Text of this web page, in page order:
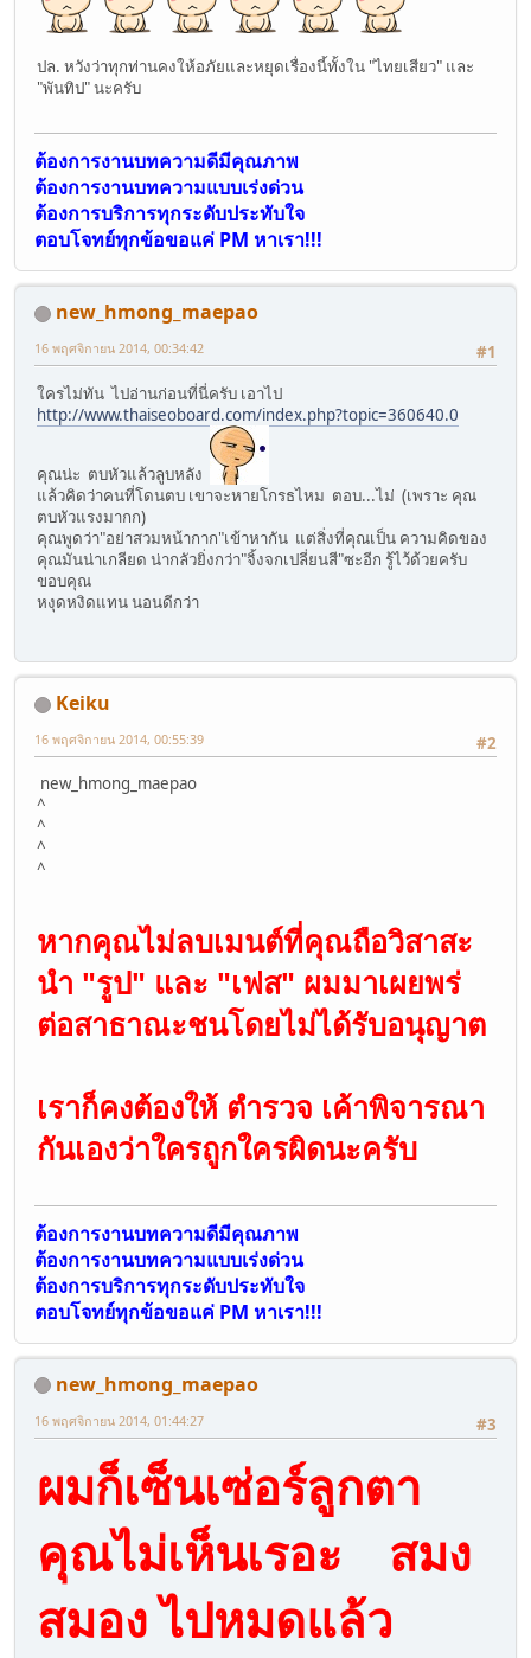
ปล. หวังว่าทุกท่านคงให้อภัยและหยุดเรื่องนี้ทั้งใน "ไทยเสียว" และ
"พันทิป" นะครับ
ต้องการงานบทความดีมีคุณภาพ
ต้องการงานบทความแบบเร่งด่วน
ต้องการบริการทุกระดับประทับใจ
ตอบโจทย์ทุกข้อขอแค่ PM หาเรา!!!
new_hmong_maepao
#1
16 พฤศจิกายน 2014, 00:34:42
ใครไม่ทัน ไปอ่านก่อนที่นี่ครับ เอาไป
http://www.thaiseoboard.com/index.php?topic=360640.0
คุณน่ะ ตบหัวแล้วลูบหลัง
แล้วคิดว่าคนที่โดนตบ เขาจะหายโกรธไหม ตอบ...ไม่ (เพราะ คุณ
ตบหัวแรงมากก)
คุณพูดว่า"อย่าสวมหน้ากาก"เข้าหากัน แต่สิ่งที่คุณเป็น ความคิดของ
คุณมันน่าเกลียด น่ากลัวยิ่งกว่า"จิ้งจกเปลี่ยนสี"ซะอีก รู้ไว้ด้วยครับ
ขอบคุณ
หงุดหงิดแทน นอนดีกว่า
Keiku
#2
16 พฤศจิกายน 2014, 00:55:39
new_hmong_maepao
^
^
^
^
หากคุณไม่ลบเมนต์ที่คุณถือวิสาสะ
นำ "รูป" และ "เฟส" ผมมาเผยพร่
ต่อสาธาณะชนโดยไม่ได้รับอนุญาต
เราก็คงต้องให้ ตำรวจ เค้าพิจารณา
กันเองว่าใครถูกใครผิดนะครับ
ต้องการงานบทความดีมีคุณภาพ
ต้องการงานบทความแบบเร่งด่วน
ต้องการบริการทุกระดับประทับใจ
ตอบโจทย์ทุกข้อขอแค่ PM หาเรา!!!
new_hmong_maepao
#3
16 พฤศจิกายน 2014, 01:44:27
ผมก็เซ็นเซ่อร์ลูกตา
คุณไม่เห็นเรอะ สมง
สมอง ไปหมดแล้ว